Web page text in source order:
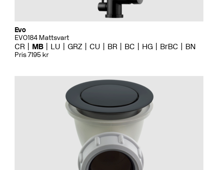
Evo
EVO184 Mattsvart
CR MB LU GRZ CU BR BC HG BrBC BN
Pris 7195 kr